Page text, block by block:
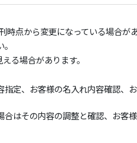
点から変更になっている場合が
る場合があります。
定、お客様の名入れ内容確認、
はその内容の調整と確認、お